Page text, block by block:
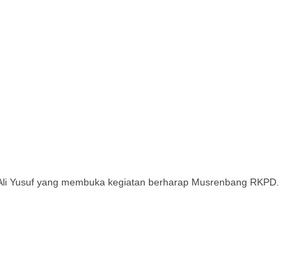
Yusuf yang membuka kegiatan berharap Musrenbang RKPD.